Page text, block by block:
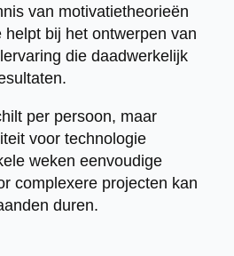
van motivatietheorieën
bij het ontwerpen van
die daadwerkelijk
per persoon, maar
voor technologie
weken eenvoudige
complexere projecten kan
duren.